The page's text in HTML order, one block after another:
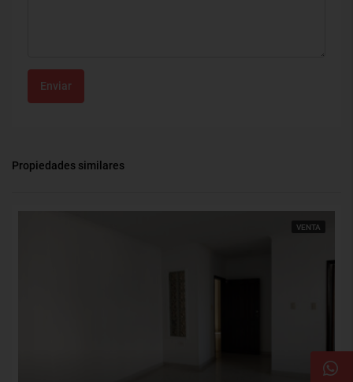
Enviar
Propiedades similares
VENTA